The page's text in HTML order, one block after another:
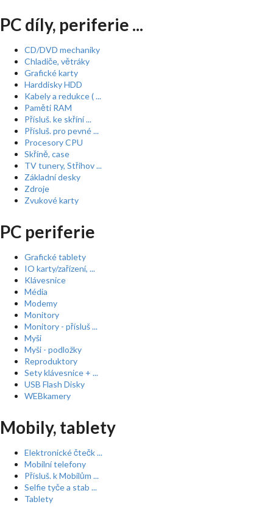
PC díly, periferie ...
CD/DVD mechaniky
Chladiče, větráky
Grafické karty
Harddisky HDD
Kabely a redukce ( ...
Paměti RAM
Přísluš. ke skříní ...
Přísluš. pro pevné ...
Procesory CPU
Skříně, case
TV tunery, Střihov ...
Základní desky
Zdroje
Zvukové karty
PC periferie
Grafické tablety
IO karty/zařízení, ...
Klávesnice
Média
Modemy
Monitory
Monitory - přísluš ...
Myši
Myši - podložky
Reproduktory
Sety klávesnice + ...
USB Flash Disky
WEBkamery
Mobily, tablety
Elektronické čtečk ...
Mobilní telefony
Přísluš. k Mobilům ...
Selfie tyče a stab ...
Tablety